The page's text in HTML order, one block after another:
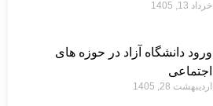
خرداد 13, 1405
ورود دانشگاه آزاد در حوزه های
اجتماعی
اردیبهشت 28, 1405